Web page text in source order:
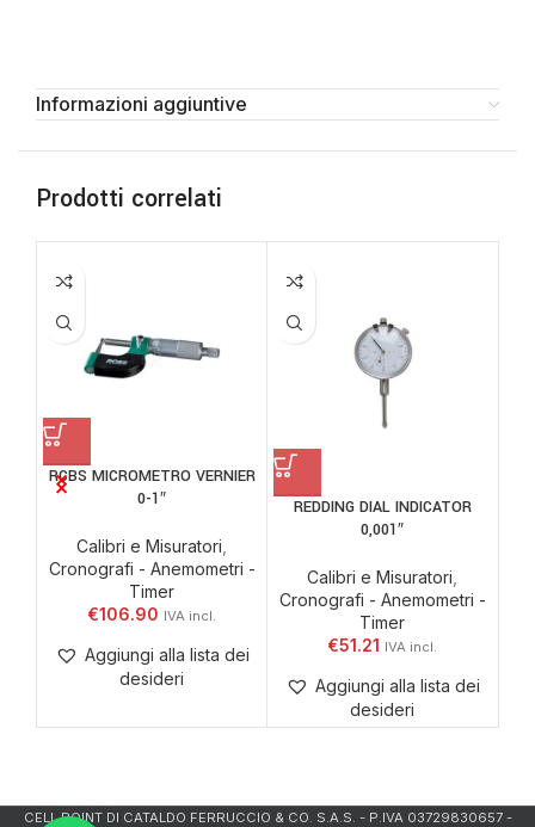
Informazioni aggiuntive
Prodotti correlati
RCBS MICROMETRO VERNIER
0-1″
Calibri e Misuratori
Cronografi - Anemometri -
Timer
€106.90
Aggiungi alla lista dei
desideri
REDDING DIAL INDICATOR
0,001″
Calibri e Misuratori
Cronografi - Anemometri -
Timer
€51.21
Aggiungi alla lista dei
desideri
CELL.POINT DI CATALDO FERRUCCIO & CO. S.A.S. - P.IVA 03729830657 -